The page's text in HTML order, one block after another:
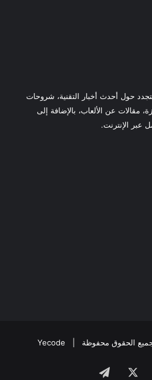
حول أحدث أخبار التقنية، شروحات
مقالات عن الألعاب، بالإضافة إلى
عبر الإنترنت.
Yecode
تيلقرام